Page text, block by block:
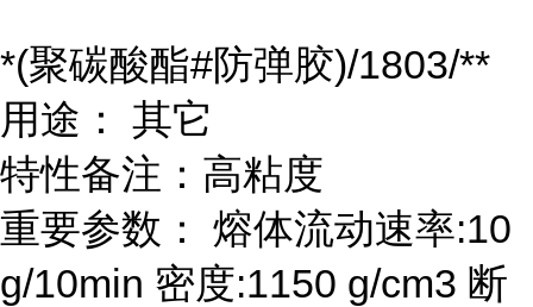
*(聚碳酸酯#防弹胶)/1803/**
用途： 其它
特性备注：高粘度
重要参数： 熔体流动速率:10
g/10min 密度:1150 g/cm3 断